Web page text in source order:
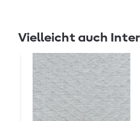
Vielleicht auch